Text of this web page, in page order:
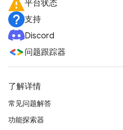
平台状态
支持
Discord
问题跟踪器
了解详情
常见问题解答
功能探索器